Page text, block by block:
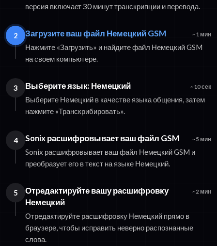
версия включает 30 минут транскрипции и перевода.
2 Загрузите ваш файл Немецкий GSM ~1 мин
Нажмите «Загрузить» и найдите файл Немецкий GSM
на своем компьютере.
3 Выберите язык: Немецкий ~10 сек
Выберите Немецкий в качестве языка общения, затем
нажмите «Транскрибировать».
4 Sonix расшифровывает ваш файл GSM ~5 мин
Sonix расшифровывает ваш файл Немецкий GSM и
преобразует его в текст на языке Немецкий.
5
Отредактируйте вашу расшифровку
Немецкий
~2 мин
Отредактируйте расшифровку Немецкий прямо в
браузере, чтобы исправить неверно распознанные
слова.